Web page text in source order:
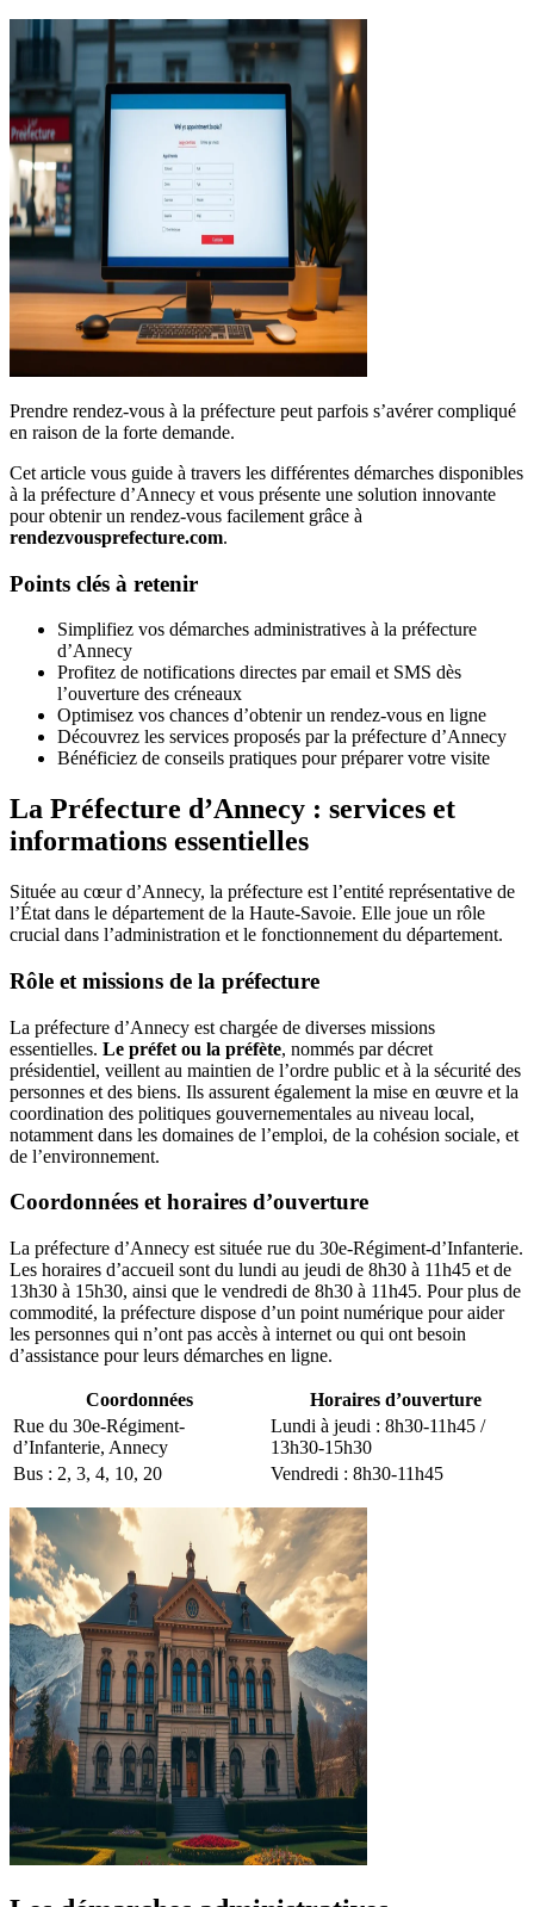
Prendre rendez-vous à la préfecture peut parfois s’avérer compliqué
en raison de la forte demande.
Cet article vous guide à travers les différentes démarches disponibles
à la préfecture d’Annecy et vous présente une solution innovante
pour obtenir un rendez-vous facilement grâce à
rendezvousprefecture.com.
Points clés à retenir
Simplifiez vos démarches administratives à la préfecture
d’Annecy
Profitez de notifications directes par email et SMS dès
l’ouverture des créneaux
Optimisez vos chances d’obtenir un rendez-vous en ligne
Découvrez les services proposés par la préfecture d’Annecy
Bénéficiez de conseils pratiques pour préparer votre visite
La Préfecture d’Annecy : services et
informations essentielles
Située au cœur d’Annecy, la préfecture est l’entité représentative de
l’État dans le département de la Haute-Savoie. Elle joue un rôle
crucial dans l’administration et le fonctionnement du département.
Rôle et missions de la préfecture
La préfecture d’Annecy est chargée de diverses missions
essentielles. Le préfet ou la préfète, nommés par décret
présidentiel, veillent au maintien de l’ordre public et à la sécurité des
personnes et des biens. Ils assurent également la mise en œuvre et la
coordination des politiques gouvernementales au niveau local,
notamment dans les domaines de l’emploi, de la cohésion sociale, et
de l’environnement.
Coordonnées et horaires d’ouverture
La préfecture d’Annecy est située rue du 30e-Régiment-d’Infanterie.
Les horaires d’accueil sont du lundi au jeudi de 8h30 à 11h45 et de
13h30 à 15h30, ainsi que le vendredi de 8h30 à 11h45. Pour plus de
commodité, la préfecture dispose d’un point numérique pour aider
les personnes qui n’ont pas accès à internet ou qui ont besoin
d’assistance pour leurs démarches en ligne.
Coordonnées
Horaires d’ouverture
Rue du 30e-Régiment-
d’Infanterie, Annecy
Lundi à jeudi : 8h30-11h45 /
13h30-15h30
Bus : 2, 3, 4, 10, 20
Vendredi : 8h30-11h45